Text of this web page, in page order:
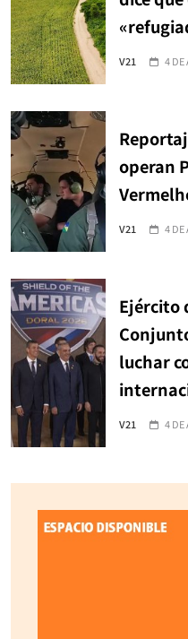
V21 4 DE
operan
V21 4 DE
Ejército
luchar
V21 4 DE